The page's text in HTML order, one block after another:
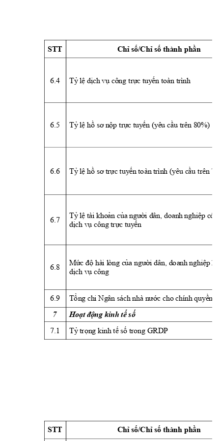
STT Chỉ số/Chỉ số thành phần
6.4 Tỷ lệ dịch vụ công trực tuyến toàn trình
6.5 Tỷ lệ hồ sơ nộp trực tuyến (yêu cầu trên 80%)
6.6 Tỷ lệ hồ sơ trực tuyến toàn trình (yêu cầu trên
6.7 Tỷ lệ tài khoản của người dân, doanh nghiệp có
dịch vụ công trực tuyến
6.8 Mức độ hài lòng của người dân, doanh nghiệp
dịch vụ công
6.9 Tổng chi Ngân sách nhà nước cho chính quyền
7 Hoạt động kinh tế số
7.1 Tỷ trọng kinh tế số trong GRDP
STT Chỉ số/Chỉ số thành phần